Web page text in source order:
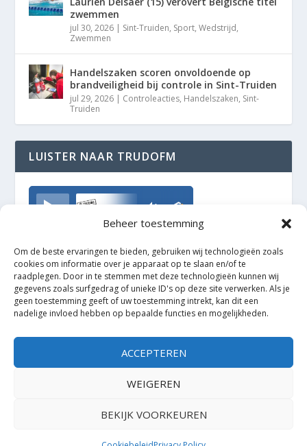
Beheer toestemming
Om de beste ervaringen te bieden, gebruiken wij technologieën zoals
cookies om informatie over je apparaat op te slaan en/of te
raadplegen. Door in te stemmen met deze technologieën kunnen wij
gegevens zoals surfgedrag of unieke ID's op deze site verwerken. Als je
geen toestemming geeft of uw toestemming intrekt, kan dit een
nadelige invloed hebben op bepaalde functies en mogelijkheden.
ACCEPTEREN
WEIGEREN
BEKIJK VOORKEUREN
zwemmen
jul 30, 2026 | Sint-Truiden, Sport,Wedstrijd,
Zwemmen
Handelszaken scoren onvoldoende op
brandveiligheid bij controle in Sint-Truiden
jul 29, 2026 | Controleacties, Handelszaken, Sint-
Truiden
LUISTER NAAR TRUDOFM
TrudoFM
Elegant Themes| Mogelijk gemaakt door